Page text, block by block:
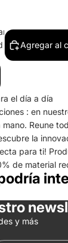
Agregar al
el día a día
: en
Reune
la
para ti!
de material
y más